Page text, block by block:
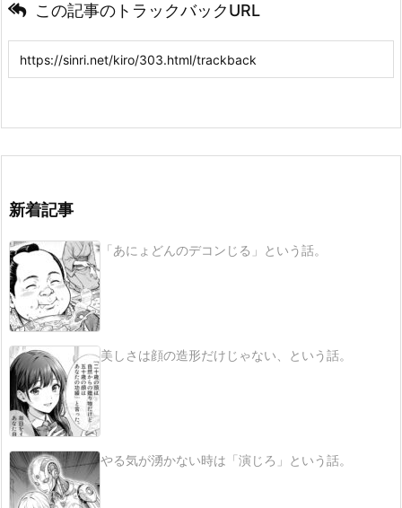
この記事のトラックバックURL
新着記事
「あにょどんのデコンじる」という話。
美しさは顔の造形だけじゃない、という話。
やる気が湧かない時は「演じろ」という話。